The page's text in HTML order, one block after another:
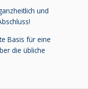
und
Basis für eine
die übliche